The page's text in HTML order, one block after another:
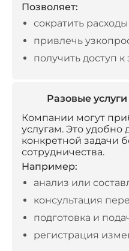
Позволяет:
сократить
привлечь
получить доступ
Разовые услуги
Компании могут
услугам. Это удобно
конкретной задачи
сотрудничества.
Например:
анализ или
консультация
подготовка и
регистрация